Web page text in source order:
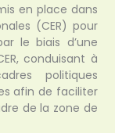
en place dans
(CER) pour
le biais d’une
conduisant à
politiques
afin de faciliter
de la zone de